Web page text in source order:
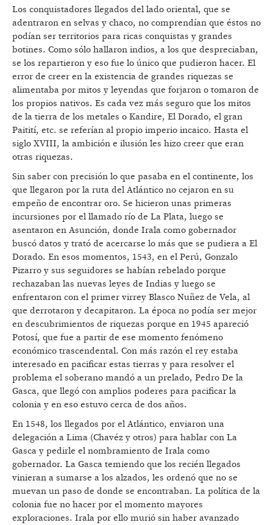
Los conquistadores llegados del lado oriental, que se
adentraron en selvas y chaco, no comprendían que éstos no
podían ser territorios para ricas conquistas y grandes
botines. Como sólo hallaron indios, a los que despreciaban,
se los repartieron y eso fue lo único que pudieron hacer. El
error de creer en la existencia de grandes riquezas se
alimentaba por mitos y leyendas que forjaron o tomaron de
los propios nativos. Es cada vez más seguro que los mitos
de la tierra de los metales o Kandire, El Dorado, el gran
Paitití, etc. se referían al propio imperio incaico. Hasta el
siglo XVIII, la ambición e ilusión les hizo creer que eran
otras riquezas.
Sin saber con precisión lo que pasaba en el continente, los
que llegaron por la ruta del Atlántico no cejaron en su
empeño de encontrar oro. Se hicieron unas primeras
incursiones por el llamado río de La Plata, luego se
asentaron en Asunción, donde Irala como gobernador
buscó datos y trató de acercarse lo más que se pudiera a El
Dorado. En esos momentos, 1543, en el Perú, Gonzalo
Pizarro y sus seguidores se habían rebelado porque
rechazaban las nuevas leyes de Indias y luego se
enfrentaron con el primer virrey Blasco Nuñez de Vela, al
que derrotaron y decapitaron. La época no podía ser mejor
en descubrimientos de riquezas porque en 1945 apareció
Potosí, que fue a partir de ese momento fenómeno
económico trascendental. Con más razón el rey estaba
interesado en pacificar estas tierras y para resolver el
problema el soberano mandó a un prelado, Pedro De la
Gasca, que llegó con amplios poderes para pacificar la
colonia y en eso estuvo cerca de dos años.
En 1548, los llegados por el Atlántico, enviaron una
delegación a Lima (Chavéz y otros) para hablar con La
Gasca y pedirle el nombramiento de Irala como
gobernador. La Gasca temiendo que los recién llegados
vinieran a sumarse a los alzados, les ordenó que no se
muevan un paso de donde se encontraban. La política de la
colonia fue no hacer por el momento mayores
exploraciones. Irala por ello murió sin haber avanzado